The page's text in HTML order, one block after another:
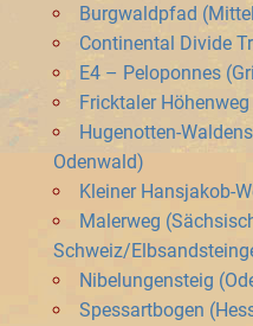
Burgwaldpfad
Continental Divide
E4 – Peloponnes
Fricktaler
Hugenotten-
Odenwald)
Kleiner Hansjakob-
Malerweg
Schweiz/
Nibelungensteig
Spessartbogen